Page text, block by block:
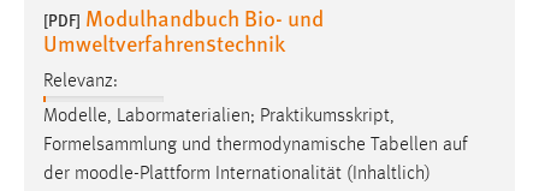
[PDF] Modulhandbuch Bio- und
Umweltverfahrenstechnik
Relevanz:
Modelle, Labormaterialien; Praktikumsskript,
Formelsammlung und thermodynamische Tabellen auf
der moodle-Plattform Internationalität (Inhaltlich)